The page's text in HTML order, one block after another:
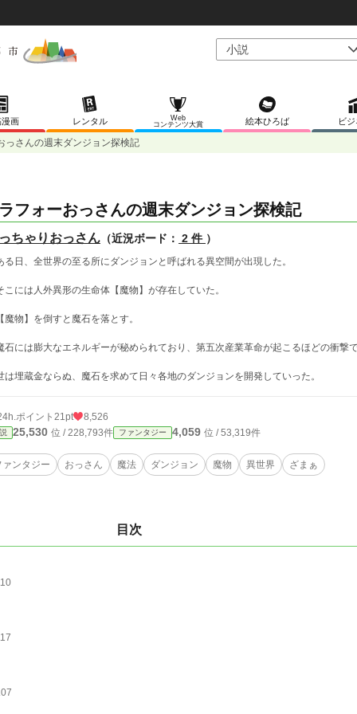
画 レンタル
Web
コンテンツ大賞
絵本ひろば ビジ
っさんの週末ダンジョン探検記
フォーおっさんの週末ダンジョン探検記
ちゃりおっさん （近況ボード： 2 件 ）
日、全世界の至る所にダンジョンと呼ばれる異空間が出現した。
には人外異形の生命体【魔物】が存在していた。
物】を倒すと魔石を落とす。
には膨大なエネルギーが秘められており、第五次産業革命が起こるほどの衝撃で
埋蔵金ならぬ、魔石を求めて日々各地のダンジョンを開発していった。
ポイント 21pt 8,526
25,530 位 / 228,793件 ファンタジー 4,059 位 / 53,319件
ァンタジー おっさん 魔法 ダンジョン 魔物 異世界 ざまぁ
目次